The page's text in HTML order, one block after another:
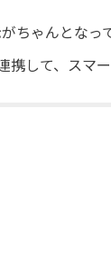
ちゃんとなっ
携して、スマ